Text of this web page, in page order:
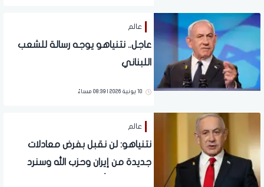
عالم
عاجل.. نتنياهو يوجه رسالة للشعب
اللبناني
10 يونية 2026 | 08:39 مساءً
عالم
نتنياهو: لن نقبل بفرض معادلات
جديدة من إيران وحزب الله وسنرد